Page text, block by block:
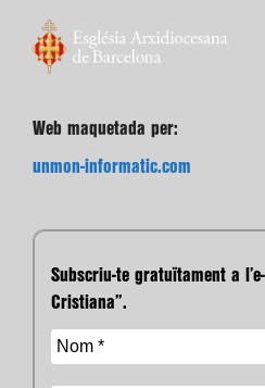
Web maquetada per:
unmon-informatic.com
Subscriu-te gratuïtament a
Cristiana”.